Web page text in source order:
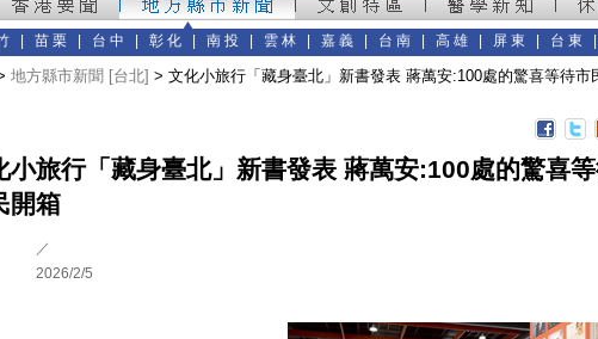
苗栗 台中 彰化 南投 雲林 嘉義 台南 高雄 屏東 台東
地方縣市新聞 [台北] > 文化小旅行「藏身臺北」新書發表 蔣萬安:100處的驚喜等待市
小旅行「藏身臺北」新書發表 蔣萬安:100處的驚喜
開箱
／
2026/2/5